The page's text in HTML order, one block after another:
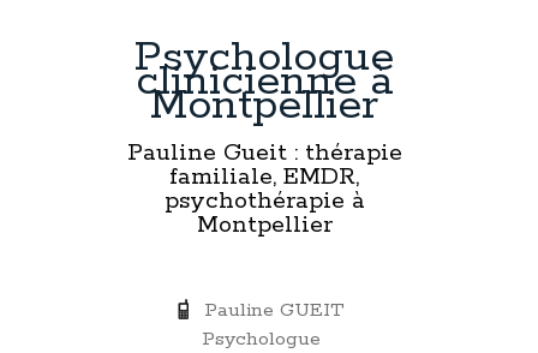
Psychologue
clinicienne à
Montpellier
Pauline Gueit : thérapie
familiale, EMDR,
psychothérapie à
Montpellier
Pauline GUEIT
Psychologue